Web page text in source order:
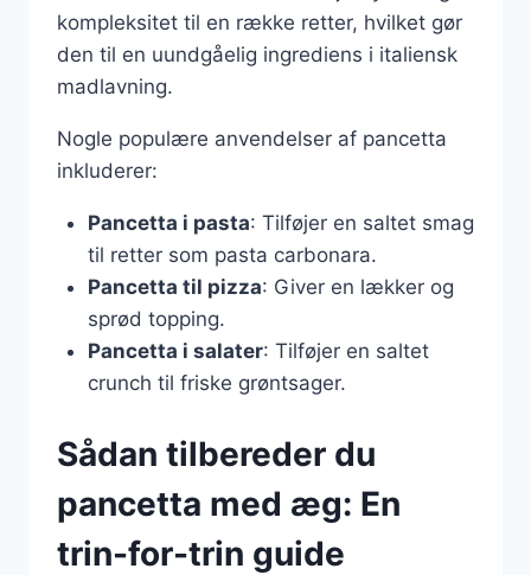
kompleksitet til en række retter, hvilket gør
den til en uundgåelig ingrediens i italiensk
madlavning.
Nogle populære anvendelser af pancetta
inkluderer:
Pancetta i pasta: Tilføjer en saltet smag
til retter som pasta carbonara.
Pancetta til pizza: Giver en lækker og
sprød topping.
Pancetta i salater: Tilføjer en saltet
crunch til friske grøntsager.
Sådan tilbereder du
pancetta med æg: En
trin-for-trin guide